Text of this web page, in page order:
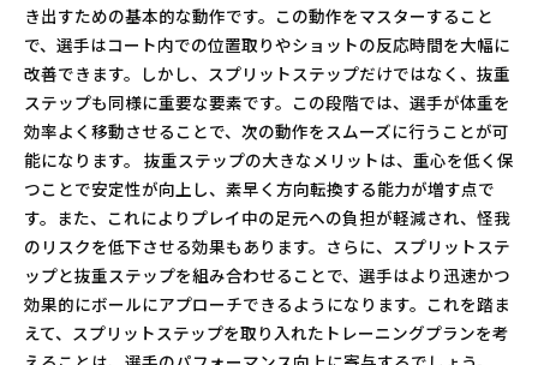
き出すための基本的な動作です。この動作をマスターすること
で、選手はコート内での位置取りやショットの反応時間を大幅に
改善できます。しかし、スプリットステップだけではなく、抜重
ステップも同様に重要な要素です。この段階では、選手が体重を
効率よく移動させることで、次の動作をスムーズに行うことが可
能になります。 抜重ステップの大きなメリットは、重心を低く保
つことで安定性が向上し、素早く方向転換する能力が増す点で
す。また、これによりプレイ中の足元への負担が軽減され、怪我
のリスクを低下させる効果もあります。さらに、スプリットステ
ップと抜重ステップを組み合わせることで、選手はより迅速かつ
効果的にボールにアプローチできるようになります。これを踏ま
えて、スプリットステップを取り入れたトレーニングプランを考